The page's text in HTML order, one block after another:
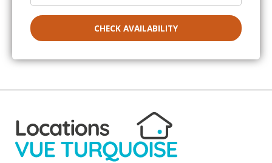
Stephane PEREZ - November 2022
Fabienne&christophe - April 2022
Nous venons de passer une semaine très agréable chez
CHECK AVAILABILITY